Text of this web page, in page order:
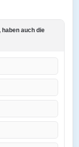
haben auch die